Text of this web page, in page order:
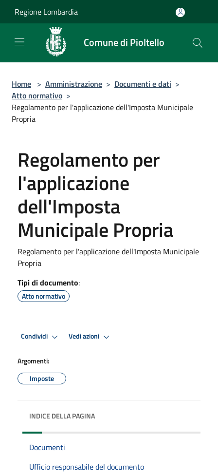
Regione Lombardia
Comune di Pioltello
Home > Amministrazione > Documenti e dati >
Atto normativo >
Regolamento per l'applicazione dell'Imposta Municipale
Propria
Regolamento per
l'applicazione
dell'Imposta
Municipale Propria
Regolamento per l'applicazione dell'Imposta Municipale
Propria
Tipi di documento:
Atto normativo
Condividi Vedi azioni
Argomenti:
Imposte
INDICE DELLA PAGINA
Documenti
Ufficio responsabile del documento